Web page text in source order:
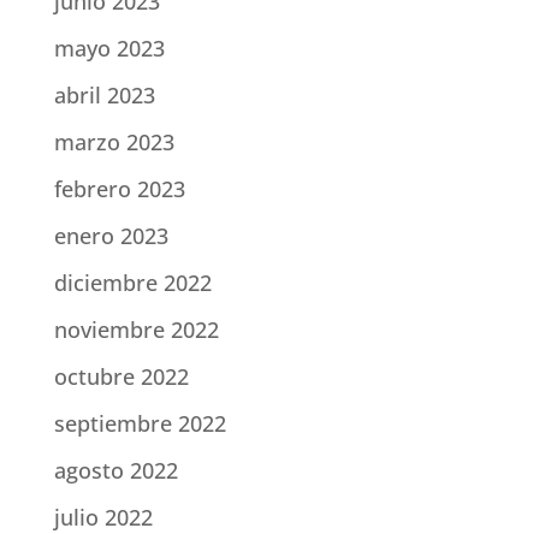
mayo 2023
abril 2023
marzo 2023
febrero 2023
enero 2023
diciembre 2022
noviembre 2022
octubre 2022
septiembre 2022
agosto 2022
julio 2022